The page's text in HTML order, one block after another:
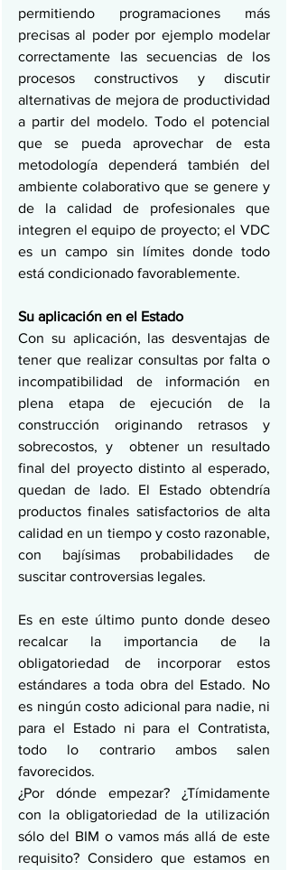
permitiendo programaciones más
precisas al poder por ejemplo modelar
correctamente las secuencias de los
procesos constructivos y discutir
alternativas de mejora de productividad
a partir del modelo. Todo el potencial
que se pueda aprovechar de esta
metodología dependerá también del
ambiente colaborativo que se genere y
de la calidad de profesionales que
integren el equipo de proyecto; el VDC
es un campo sin límites donde todo
está condicionado favorablemente.
Su aplicación en el Estado
Con su aplicación, las desventajas de
tener que realizar consultas por falta o
incompatibilidad de información en
plena etapa de ejecución de la
construcción originando retrasos y
sobrecostos, y  obtener un resultado
final del proyecto distinto al esperado,
quedan de lado. El Estado obtendría
productos finales satisfactorios de alta
calidad en un tiempo y costo razonable,
con bajísimas probabilidades de
suscitar controversias legales.
Es en este último punto donde deseo
recalcar la importancia de la
obligatoriedad de incorporar estos
estándares a toda obra del Estado. No
es ningún costo adicional para nadie, ni
para el Estado ni para el Contratista,
todo lo contrario ambos salen
favorecidos.
¿Por dónde empezar? ¿Tímidamente
con la obligatoriedad de la utilización
sólo del BIM o vamos más allá de este
requisito? Considero que estamos en